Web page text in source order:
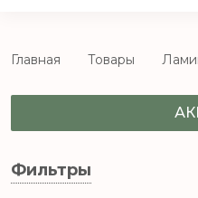
Главная Товары
Фильтры